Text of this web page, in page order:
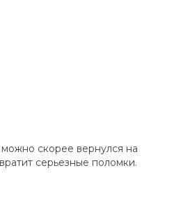
скорее вернулся на
серьезные поломки.